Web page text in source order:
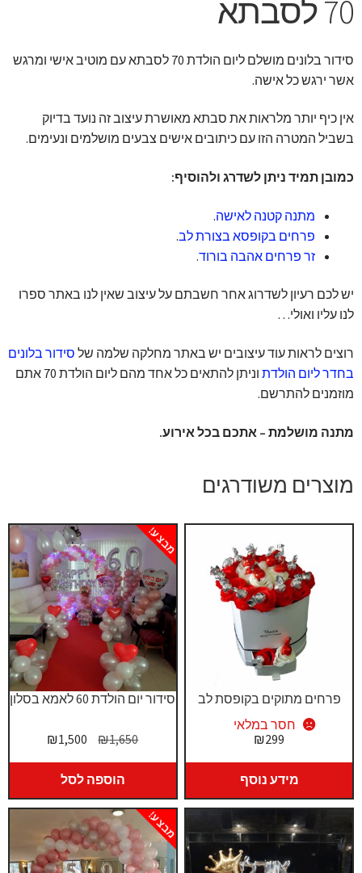
70 לסבתא
סידור בלונים מושלם ליום הולדת 70 לסבתא עם מוטיב אישי ומרגש
אשר ירגש כל אישה.
אין כיף יותר מלראות את סבתא מאושרת עיצוב זה נועד בדיוק
בשביל המטרה הזו עם כיתובים אישים צבעים מושלמים ונעימים.
כמובן תמיד ניתן לשדרג ולהוסיף:
מתנה קטנה לאישה.
פרחים בקופסא בצורת לב.
זר פרחים אהבה בורוד.
יש לכם רעיון לשדרוג אחר חשבתם על עיצוב שאין לנו באתר ספרו
לנו עליו ואולי…
רוצים לראות עוד עיצובים יש באתר מחלקה שלמה של סידור בלונים
בחדר ליום הולדת
וניתן להתאים כל אחד מהם ליום הולדת 70 אתם
מוזמנים להתרשם.
מתנה מושלמת – אתכם בכל אירוע.
מוצרים משודרגים
סידור יום הולדת 60 לאמא בסלון
מבצע!
₪1,650
המחיר
היה:
₪1,650.
₪1,500
המחיר
₪1,500.
הוספה לסל
פרחים מתוקים בקופסת לב
חסר במלאי
₪299
מידע נוסף
מבצע!